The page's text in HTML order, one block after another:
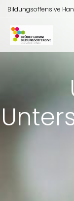
Bildungsoffensive